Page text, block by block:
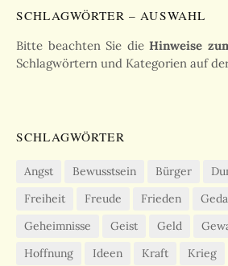
SCHLAGWÖRTER – AUSWAHL
Bitte beachten Sie dieHinweise
Schlagwörtern und Kategorien auf
SCHLAGWÖRTER
Angst Bewusstsein Bürger
Freiheit
Freude Frieden
Geheimnisse
Geist Geld
Hoffnung
Ideen Kraft Krieg